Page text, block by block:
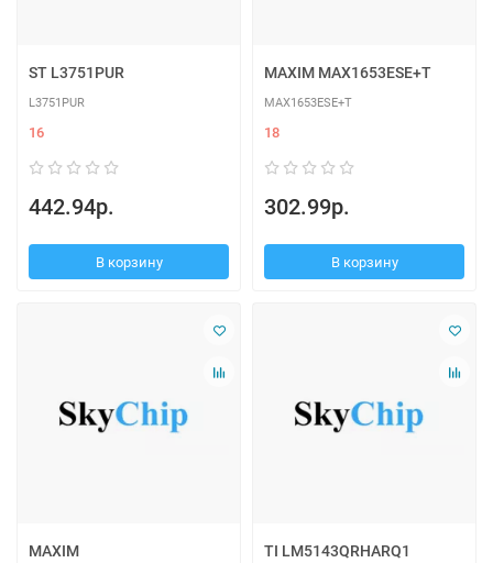
ST L3751PUR
L3751PUR
16
442.94р.
В корзину
MAXIM MAX1653ESE+T
MAX1653ESE+T
18
302.99р.
В корзину
MAXIM
TI LM5143QRHARQ1